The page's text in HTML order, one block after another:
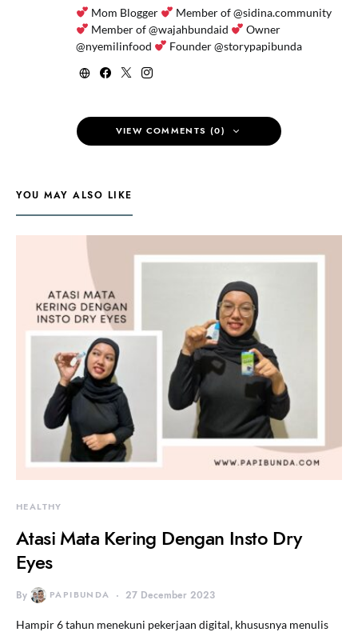
Mom Blogger
Member of @sidina.community
Member of @wajahbundaid
Owner
@nyemilinfood
Founder @storypapibunda
VIEW COMMENTS (0)
YOU MAY ALSO LIKE
HEALTHY
Atasi Mata Kering Dengan Insto Dry
Eyes
By PAPIBUNDA 27 December 2023
Hampir 6 tahun menekuni pekerjaan digital, khususnya menulis